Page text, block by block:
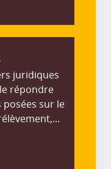
juridiques
répondre
sur le